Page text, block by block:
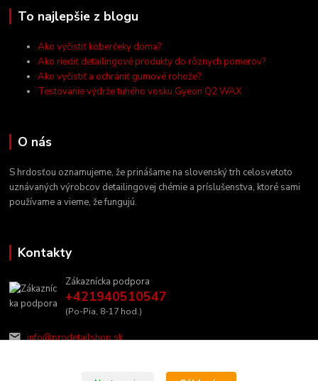
To najlepšie z blogu
Ako vyčistiť koberčeky doma?
Ako riediť detailingové produkty do rôznych pomerov?
Ako vyčistiť a ochrániť gumové rohože?
Testovanie výdrže tuhého vosku Gyeon Q2 WAX
O nás
S hrdosťou oznamujeme, že prinášame na slovenský trh celosvetoto
uznávaných výrobcov detailingovej chémie a príslušenstva, ktoré sami
používame a vieme, že fungujú.
Kontakty
Zákaznícka podpora
+421940510547
(Po-Pia, 8-17 hod.)
info@prodetailshop.sk